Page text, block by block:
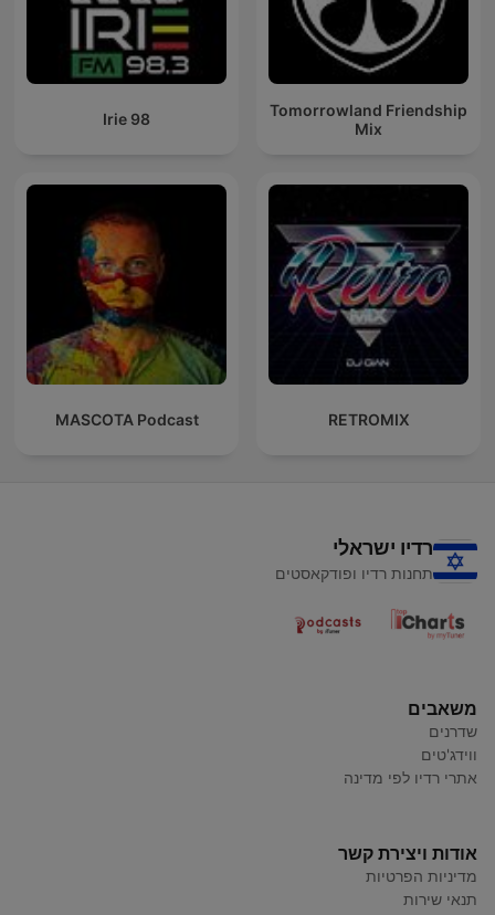
Tomorrowland Friendship
Mix
Irie 98
RETROMIX
MASCOTA Podcast
רדיו ישראלי
תחנות רדיו ופודקאסטים
משאבים
שדרנים
ווידג'טים
אתרי רדיו לפי מדינה
אודות ויצירת קשר
מדיניות הפרטיות
תנאי שירות